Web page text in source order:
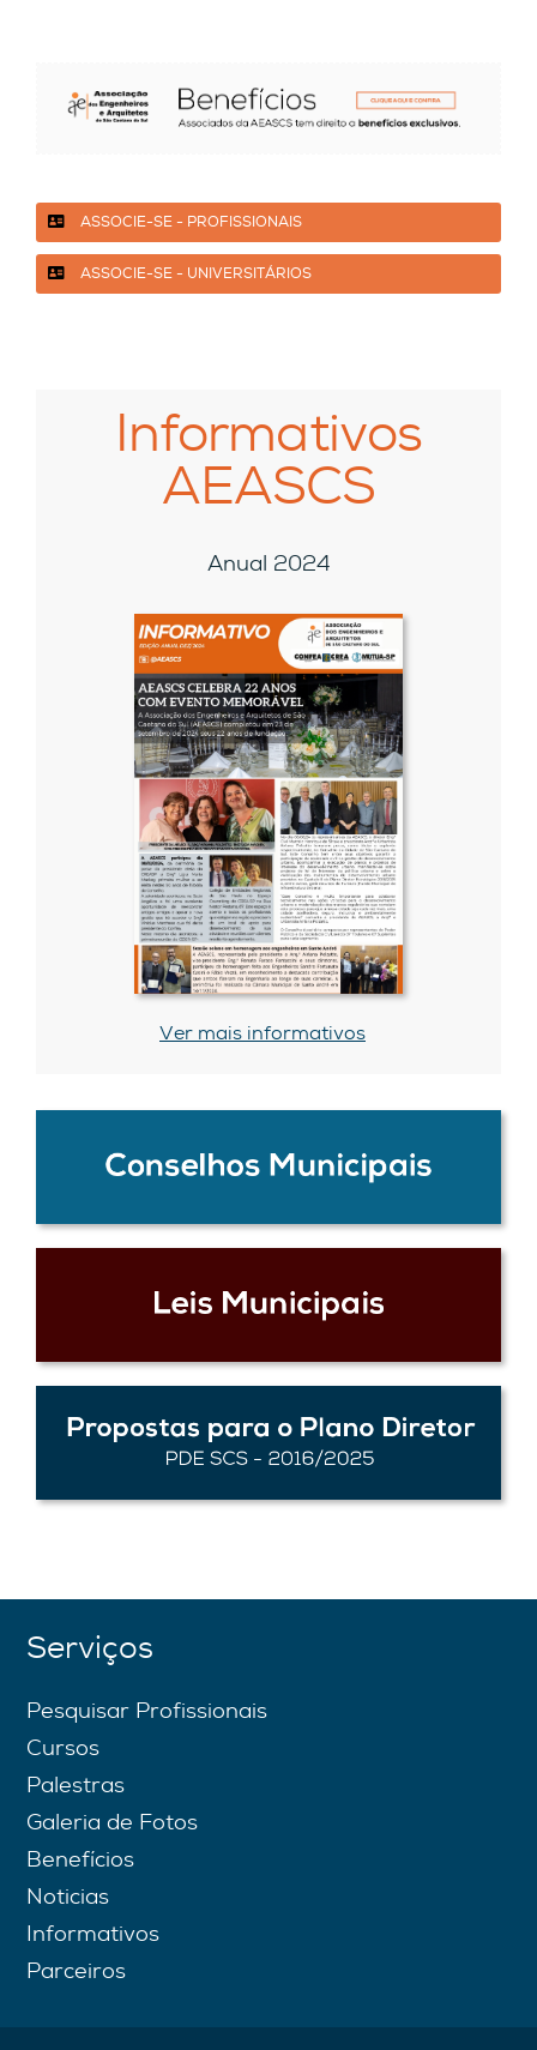
ASSOCIE-SE - PROFISSIONAIS
ASSOCIE-SE - UNIVERSITÁRIOS
Informativos
AEASCS
Anual 2024
Ver mais informativos
Serviços
Pesquisar Profissionais
Cursos
Palestras
Galeria de Fotos
Benefícios
Noticias
Informativos
Parceiros